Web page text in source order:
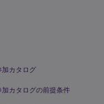
カタログ
カタログの前提条件